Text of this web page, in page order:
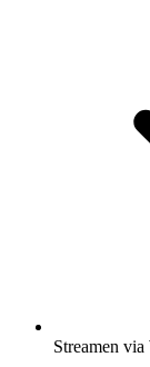
Streamen